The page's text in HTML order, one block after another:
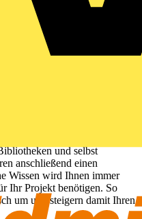
der Lage, mit der
für Anlagen
an einer realen
Programmiersoftware PC
Sie unter unserer
– die
Paketwendeanlage
für Schritt bauen Sie Ihr PC
und selbst
anschließend einen
Wissen wird Ihnen immer
Ihr Projekt benötigen. So
um und steigern damit Ihren